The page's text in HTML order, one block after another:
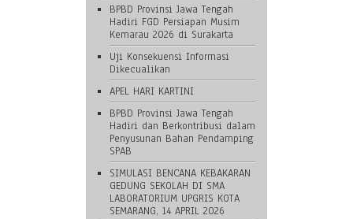
BPBD Provinsi Jawa Tengah
Hadiri FGD Persiapan Musim
Kemarau 2026 di Surakarta
Uji Konsekuensi Informasi
Dikecualikan
APEL HARI KARTINI
BPBD Provinsi Jawa Tengah
Hadiri dan Berkontribusi dalam
Penyusunan Bahan Pendamping
SPAB
SIMULASI BENCANA KEBAKARAN
GEDUNG SEKOLAH DI SMA
LABORATORIUM UPGRIS KOTA
SEMARANG, 14 APRIL 2026